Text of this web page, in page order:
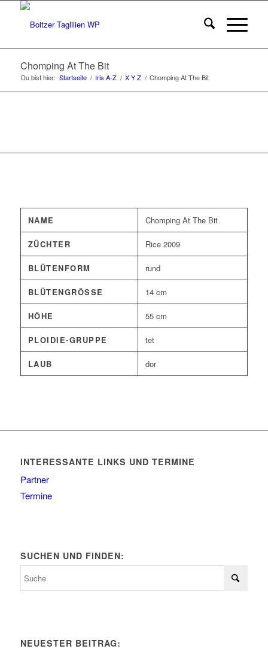
Chomping At The Bit
Du bist hier: Startseite / Iris A-Z / X Y Z / Chomping At The Bit
NAME Chomping At The Bit
ZÜCHTER Rice 2009
BLÜTENFORM rund
BLÜTENGRÖSSE 14 cm
HÖHE 55 cm
PLOIDIE-GRUPPE tet
LAUB dor
INTERESSANTE LINKS UND TERMINE
Partner
Termine
SUCHEN UND FINDEN:
NEUESTER BEITRAG: